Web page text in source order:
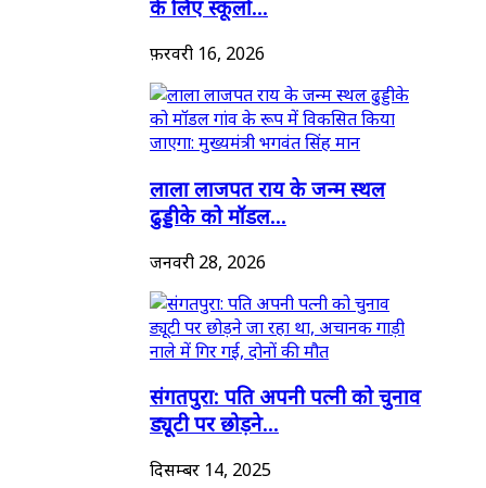
के लिए स्कूलों...
फ़रवरी 16, 2026
लाला लाजपत राय के जन्म स्थल
ढुड्डीके को मॉडल...
जनवरी 28, 2026
संगतपुरा: पति अपनी पत्नी को चुनाव
ड्यूटी पर छोड़ने...
दिसम्बर 14, 2025